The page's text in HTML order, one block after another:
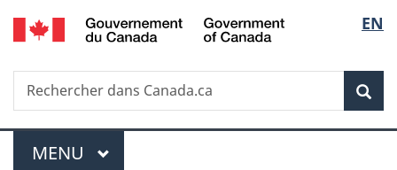
Passer
au
principal
de
la
EN
Recherche
Rechercher
dans
Menu
MENU PRINCIPAL